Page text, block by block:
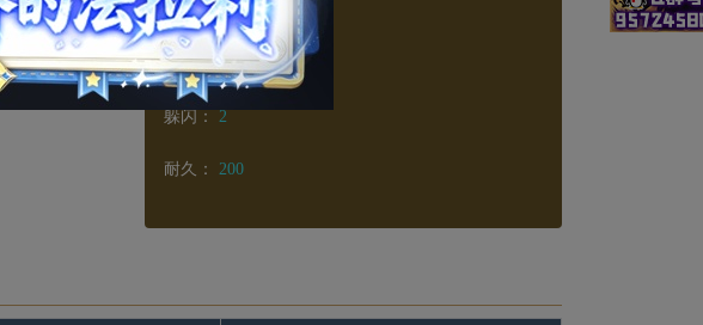
MP：50
防御：16
躲闪： 2
耐久： 200